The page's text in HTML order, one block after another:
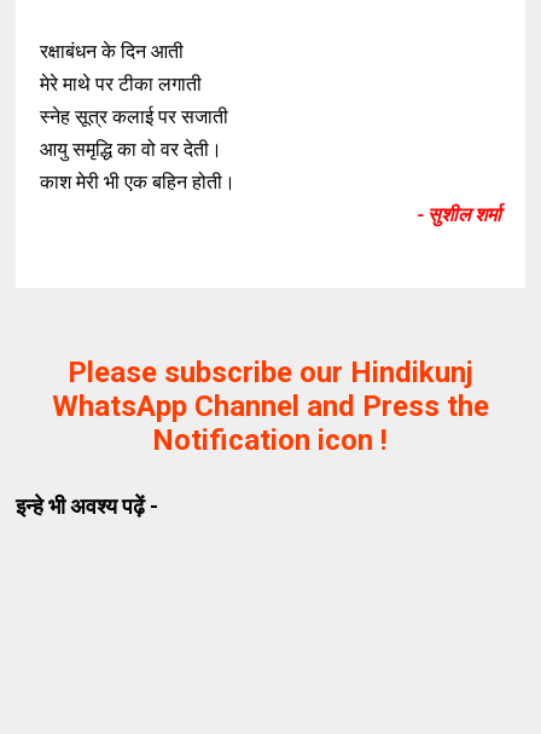
रक्षाबंधन के दिन आती
मेरे माथे पर टीका लगाती
स्नेह सूत्र कलाई पर सजाती
आयु समृद्धि का वो वर देती।
काश मेरी भी एक बहिन होती।
- सुशील शर्मा
Please subscribe our Hindikunj
WhatsApp Channel and Press the
Notification icon !
इन्हे भी अवश्य पढ़ें -